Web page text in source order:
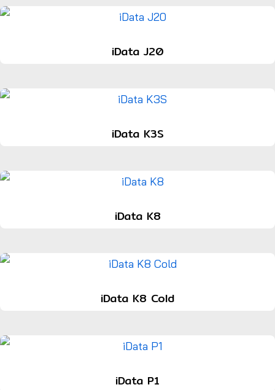
iData J20
iData K3S
iData K8
iData K8 Cold
iData P1